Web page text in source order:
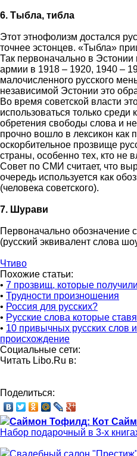
6. Тыбла, тибла
Этот этнофолизм достался
точнее эстонцев. «Тыбла»
Так первоначально в
армии в 1918 – 1920, 1940 –
малочисленного русского
независимой Эстонии это
Во время советской власти
использоваться только
обретения свободы слова и
прочно вошло в лексикон как
оскорбительное прозвище
страны, особенно тех, кто не
Совет по СМИ считает, что
очередь используется как
(человека советского).
7. Шурави
Первоначально
(русский эквивалент слова
Чтиво
Похожие статьи:
• 7 прозвищ, которые
• Трудности произношения
• Россия для русских?
• Русские слова которые
• 10 привычных русских слов
происхождение
Социальные сети:
Читать Libo.Ru в:
Поделиться:
Саймон Тофилд: Кот
Набор подарочный в 3-х